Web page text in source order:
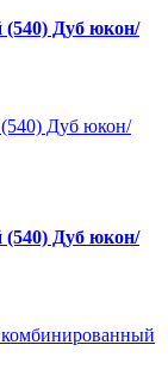
Дуб юкон/
Дуб юкон/